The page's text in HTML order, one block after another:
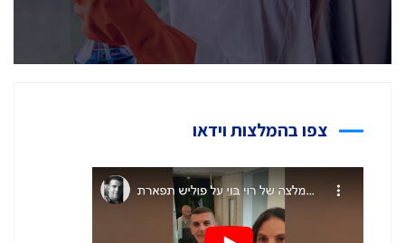
צפו בהמלצות וידאו